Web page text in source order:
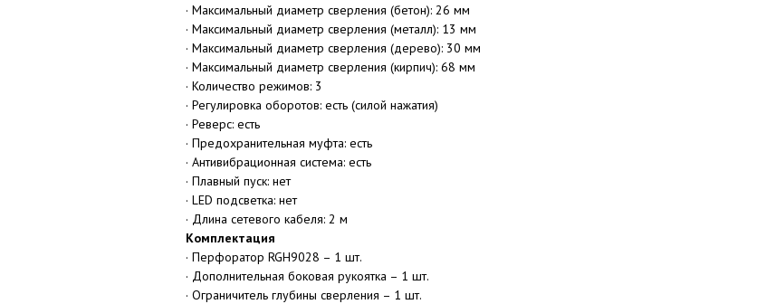
· Максимальный диаметр сверления (бетон): 26 мм
· Максимальный диаметр сверления (металл): 13 мм
· Максимальный диаметр сверления (дерево): 30 мм
· Максимальный диаметр сверления (кирпич): 68 мм
· Количество режимов: 3
· Регулировка оборотов: есть (силой нажатия)
· Реверс: есть
· Предохранительная муфта: есть
· Антивибрационная система: есть
· Плавный пуск: нет
· LED подсветка: нет
· Длина сетевого кабеля: 2 м
Комплектация
· Перфоратор RGH9028 – 1 шт.
· Дополнительная боковая рукоятка – 1 шт.
· Ограничитель глубины сверления – 1 шт.